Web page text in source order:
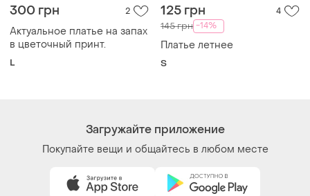
300 грн 2
Актуальное платье на запах
в цветочный принт.
L
125 грн 4
145 грн -14%
Платье летнее
S
Загружайте приложение
Покупайте вещи и общайтесь в любом месте